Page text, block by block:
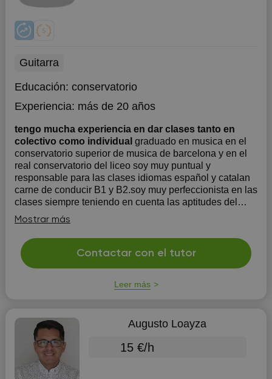
Guitarra
Educación: conservatorio
Experiencia: más de 20 años
tengo mucha experiencia en dar clases tanto en
colectivo como individual graduado en musica en el
conservatorio superior de musica de barcelona y en el
real conservatorio del liceo soy muy puntual y
responsable para las clases idiomas español y catalan
carne de conducir B1 y B2.soy muy perfeccionista en las
clases siempre teniendo en cuenta las aptitudes del
alumno
Mostrar más
Contactar con el tutor
Leer más
Augusto Loayza
15 €/h